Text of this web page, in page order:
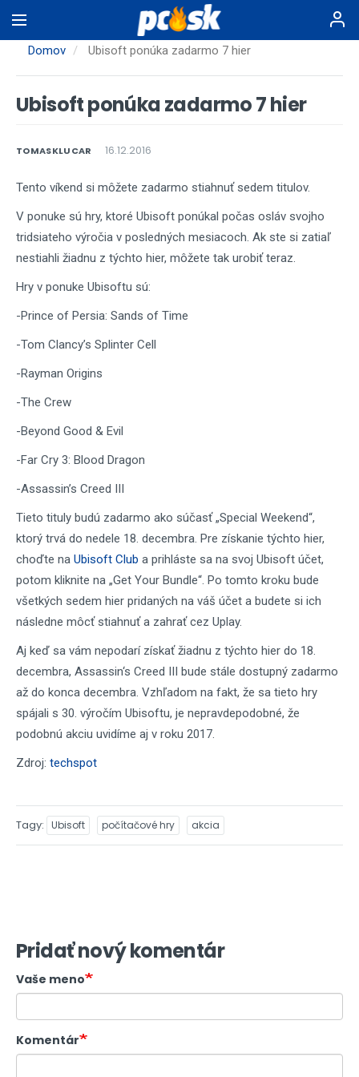
na
hlavnýDomov Ubisoft ponúka zadarmo 7 hier
Ubisoft ponúka zadarmo 7 hier
TOMASKLUCAR 16.12.2016
Tento víkend si môžete zadarmo stiahnuť sedem titulov.
V ponuke sú hry, ktoré Ubisoft ponúkal počas osláv svojho
tridsiateho výročia v posledných mesiacoch. Ak ste si zatiaľ
nestiahli žiadnu z týchto hier, môžete tak urobiť teraz.
Hry v ponuke Ubisoftu sú:
-Prince of Persia: Sands of Time
-Tom Clancy’s Splinter Cell
-Rayman Origins
-The Crew
-Beyond Good & Evil
-Far Cry 3: Blood Dragon
-Assassin’s Creed III
Tieto tituly budú zadarmo ako súčasť „Special Weekend“,
ktorý trvá do nedele 18. decembra. Pre získanie týchto hier,
choďte na Ubisoft Club a prihláste sa na svoj Ubisoft účet,
potom kliknite na „Get Your Bundle“. Po tomto kroku bude
všetkých sedem hier pridaných na váš účet a budete si ich
následne môcť stiahnuť a zahrať cez Uplay.
Aj keď sa vám nepodarí získať žiadnu z týchto hier do 18.
decembra, Assassin‘s Creed III bude stále dostupný zadarmo
až do konca decembra. Vzhľadom na fakt, že sa tieto hry
spájali s 30. výročím Ubisoftu, je nepravdepodobné, že
podobnú akciu uvidíme aj v roku 2017.
Zdroj: techspot
Tagy Ubisoft počítačové hry akcia
Pridať nový komentár
Vaše meno
Komentár